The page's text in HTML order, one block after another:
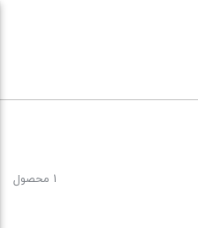
1 محصول